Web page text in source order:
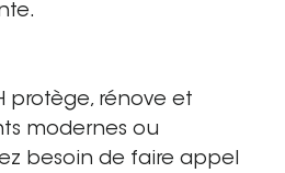
protège, rénove et
modernes ou
besoin de faire appel